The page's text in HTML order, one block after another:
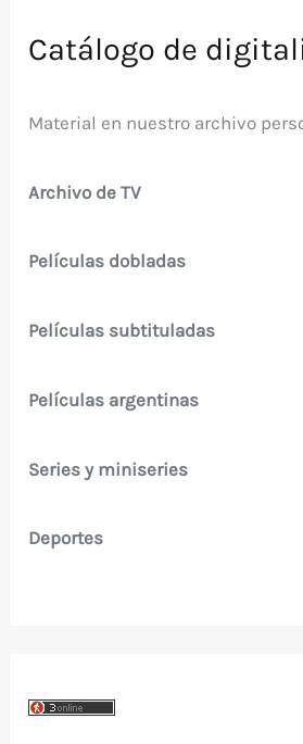
Catálogo de
Material en nuestro archivo
Archivo de TV
Películas dobladas
Películas subtituladas
Películas argentinas
Series y miniseries
Deportes